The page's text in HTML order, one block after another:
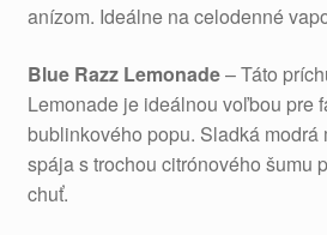
anízom. Ideálne na celodenné
Blue Razz Lemonade– Táto
Lemonade je ideálnou voľbou pre
bublinkového popu. Sladká modrá
spája s trochou citrónového šumu
chuť.